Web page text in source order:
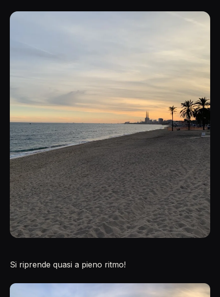
Si riprende quasi a pieno ritmo!